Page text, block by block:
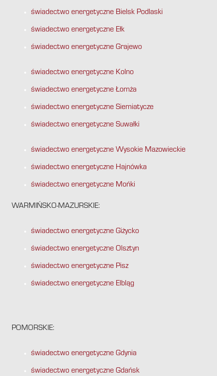
świadectwo energetyczne Bielsk Podlaski
świadectwo energetyczne Ełk
świadectwo energetyczne Grajewo
świadectwo energetyczne Kolno
świadectwo energetyczne Łomża
świadectwo energetyczne Siemiatycze
świadectwo energetyczne Suwałki
świadectwo energetyczne Wysokie Mazowieckie
świadectwo energetyczne Hajnówka
świadectwo energetyczne Mońki
WARMIŃSKO-MAZURSKIE:
świadectwo energetyczne Giżycko
świadectwo energetyczne Olsztyn
świadectwo energetyczne Pisz
świadectwo energetyczne Elbląg
POMORSKIE:
świadectwo energetyczne Gdynia
świadectwo energetyczne Gdańsk